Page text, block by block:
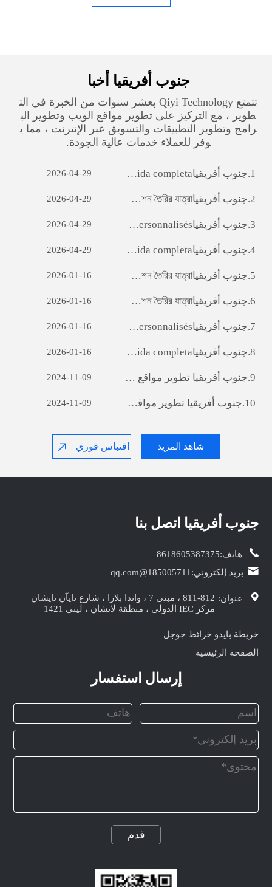
جنوب أفريقيا‎ أخبا
تتمتع Qiyi Technology بعشر سنوات من الخبرة في الت
طوير ، مع التركيز على تطوير مواقع الويب وتطوير الب
رامج وتطوير التطبيقات والتسويق عبر الإنترنت ، مما ي
وفر للعملاء خدمات عالية الجودة.
شاهد المزيد اقتباس فوري
1. جنوب أفريقيا‎ Sviluppo di siti web per il commercio estero: una guida completa 2026-04-29
2. جنوب أفريقيا‎ ara অ্যাপ ডেভেলপমেন্টঃ একটি সফল মোবাইল অ্যাপ্লিকেশন তৈরির যাত্রা 2026-04-29
3. جنوب أفريقيا‎ Débloquer le potentiel des entreprises: le pouvoir du développement de logiciels personnalisés 2026-04-29
4. جنوب أفريقيا‎ Sviluppo di siti web per il commercio estero: una guida completa 2026-04-29
5. جنوب أفريقيا‎ ara অ্যাপ ডেভেলপমেন্টঃ একটি সফল মোবাইল অ্যাপ্লিকেশন তৈরির যাত্রা 2026-01-16
6. جنوب أفريقيا‎ ara অ্যাপ ডেভেলপমেন্টঃ একটি সফল মোবাইল অ্যাপ্লিকেশন তৈরির যাত্রা 2026-01-16
7. جنوب أفريقيا‎ Débloquer le potentiel des entreprises: le pouvoir du développement de logiciels personnalisés 2026-01-16
8. جنوب أفريقيا‎ Sviluppo di siti web per il commercio estero: una guida completa 2026-01-16
9. جنوب أفريقيا‎ تطوير مواقع التجارة الخارجية : A دليل شامل 2024-11-09
10. جنوب أفريقيا‎ تطوير مواقع التجارة الخارجية : A دليل شامل 2024-11-09
جنوب أفريقيا‎ اتصل بنا
هاتف:8618605387375
بريد إلكتروني: 185005711@qq.com
عنوان: 811-812 ، مبنى 7 ، واندا بلازا ، شارع تايآن تايشان
مركز IEC الدولي ، منطقة لانشان ، ليني 1421
خريطة بايدو خرائط جوجل
الصفحة الرئيسية
إرسال استفسار
قدم